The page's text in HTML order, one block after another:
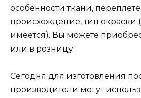
особенности ткани,
происхождение, тип окраски
имеется). Вы можете
или в розницу.
Сегодня для изготовления
производители могут